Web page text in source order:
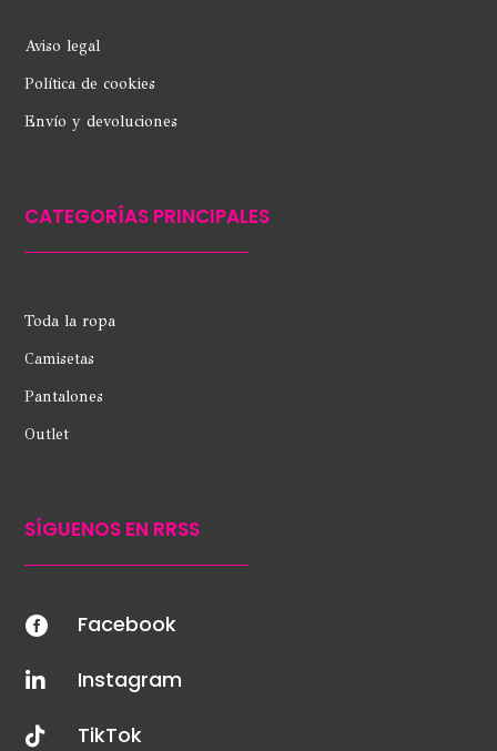
Aviso legal
Política de cookies
Envío y devoluciones
CATEGORÍAS PRINCIPALES
Toda la ropa
Camisetas
Pantalones
Outlet
SÍGUENOS EN RRSS
 Facebook
 Instagram
 TikTok